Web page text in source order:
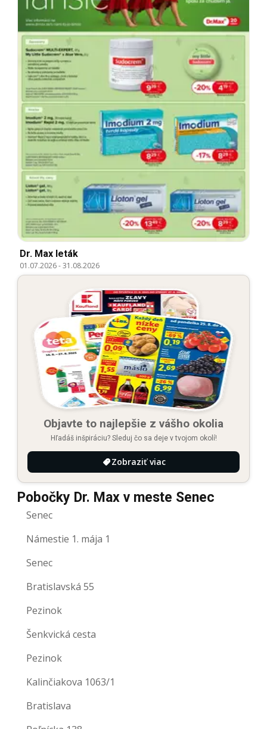
Dr. Max leták
01.07.2026-31.08.2026
Objavte to najlepšie z vášho okolia
Hľadáš inšpiráciu? Sleduj čo sa deje v tvojom okolí!
Zobraziť viac
Pobočky Dr. Max v meste Senec
Senec
Námestie 1. mája 1
Senec
Bratislavská 55
Pezinok
Šenkvická cesta
Pezinok
Kalinčiakova 1063/1
Bratislava